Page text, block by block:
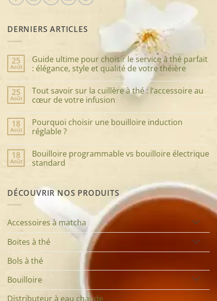
DERNIERS ARTICLES
25
Août
Guide ultime pour choisir le service à thé parfait
: élégance, style et qualité de votre théière
sur
Guide
ultime
le
service
à
élégance,
style
votre
théière
25
Août
Tout savoir sur la cuillère à thé : l’accessoire au
cœur de votre infusion
sur
Tout
savoir
cuillère
à
thé
cœur
de
votre
infusion
18
Août
Pourquoi choisir une bouilloire induction
réglable ?
sur
Pourquoi
choisir
réglable
?
18
Août
Bouilloire programmable vs bouilloire électrique
standard
Bouilloire
programmable
vs
bouilloire
standard
DÉCOUVRIR NOS PRODUITS
Accessoires à matcha
Boites à thé
Bols à thé
Bouilloire
Distributeur à eau chaude